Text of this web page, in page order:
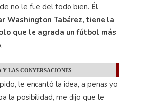
no le fue del todo bien. Él
Washington Tabárez, tiene la
que le agrada un fútbol más
Y LAS CONVERSACIONES
le encantó la idea, a penas yo
la posibilidad, me dijo que le